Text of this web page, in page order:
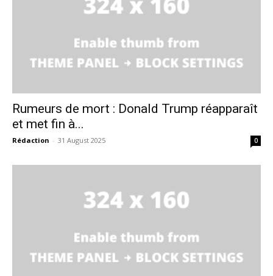
Rumeurs de mort : Donald Trump réapparaît
et met fin à...
Rédaction - 31 August 2025 0